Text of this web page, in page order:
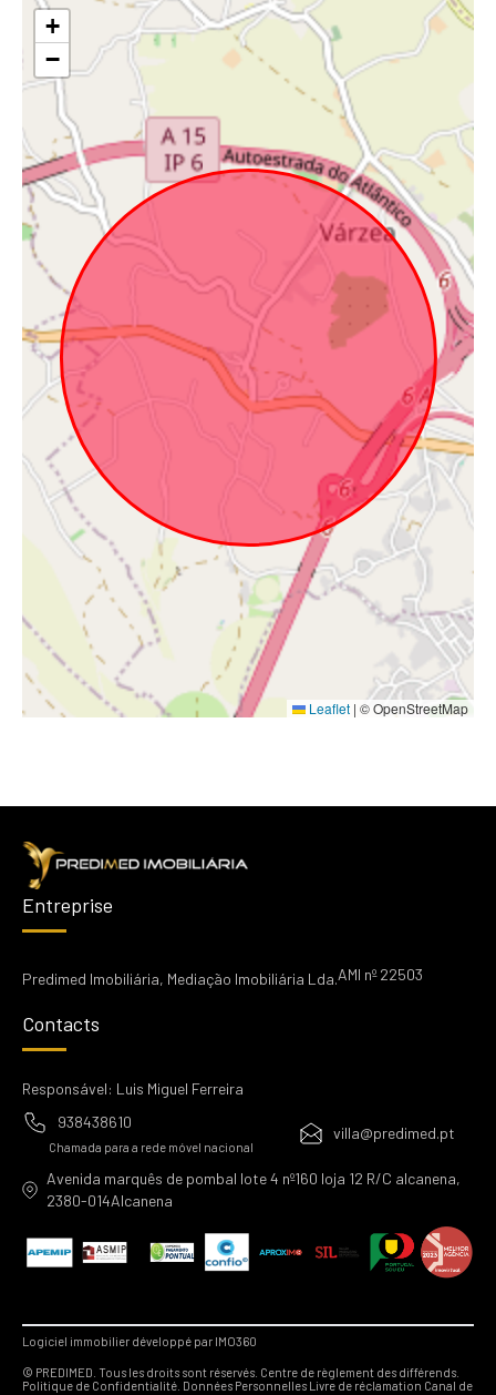
+
−
Leaflet | © OpenStreetMap
Entreprise
Predimed Imobiliária, Mediação Imobiliária Lda.AMI nº 22503
Contacts
Responsável: Luis Miguel Ferreira
938438610
Chamada para a rede móvel nacional
villa@predimed.pt
Avenida marquês de pombal lote 4 nº160 loja 12 R/C alcanena,
2380-014Alcanena
Logiciel immobilier développé par IMO360
© PREDIMED. Tous les droits sont réservés. Centre de règlement des différends.
Politique de Confidentialité. Données PersonnellesLivre de réclamation Canal de